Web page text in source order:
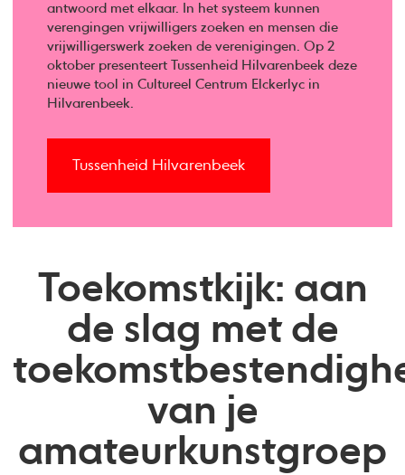
antwoord met elkaar. In het systeem kunnen
verengingen vrijwilligers zoeken en mensen die
vrijwilligerswerk zoeken de verenigingen. Op 2
oktober presenteert Tussenheid Hilvarenbeek deze
nieuwe tool in Cultureel Centrum Elckerlyc in
Hilvarenbeek.
Tussenheid Hilvarenbeek
Toekomstkijk: aan
de slag met de
van je
amateurkunstgroep